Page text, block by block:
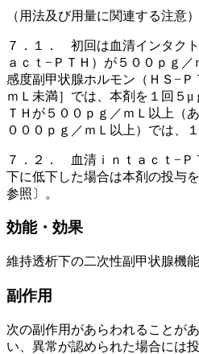
（用法及び用量に関連する注意）
７．１． 初回は血清インタク
ａｃｔ−ＰＴＨ）が５００ｐｇ
感度副甲状腺ホルモン（ＨＳ−
ｍＬ未満］では、本剤を１回５μ
ＴＨが５００ｐｇ／ｍＬ以上（
０００ｐｇ／ｍＬ以上）では、
７．２． 血清ｉｎｔａｃｔ−Ｐ
下に低下した場合は本剤の投与
参照〕。
効能・効果
維持透析下の二次性副甲状腺機能
副作用
次の副作用があらわれることが
い、異常が認められた場合には